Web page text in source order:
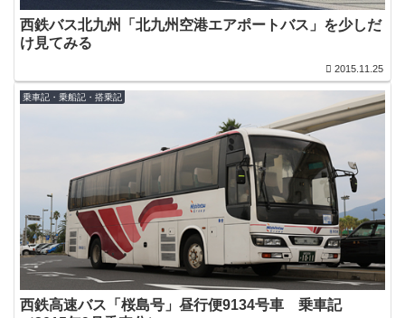
西鉄バス北九州「北九州空港エアポートバス」を少しだ
け見てみる
2015.11.25
乗車記・乗船記・搭乗記
西鉄高速バス「桜島号」昼行便9134号車 乗車記